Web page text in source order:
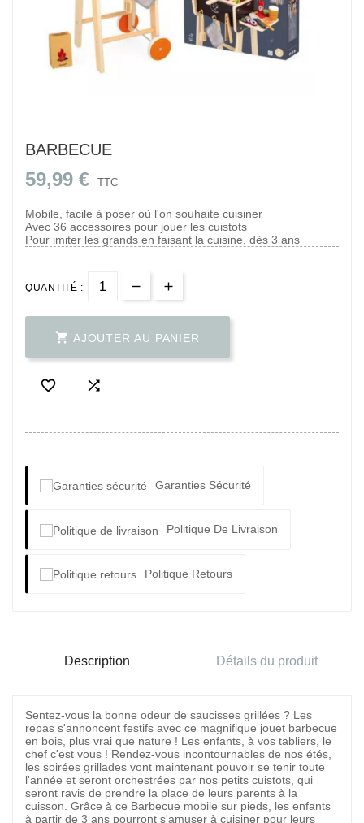
BARBECUE
59,99 € TTC
Mobile, facile à poser où l'on souhaite cuisiner
Avec 36 accessoires pour jouer les cuistots
Pour imiter les grands en faisant la cuisine, dès 3 ans
QUANTITÉ :
 AJOUTER AU PANIER
 
Garanties Sécurité
Politique De Livraison
Politique Retours
Description Détails du produit
Sentez-vous la bonne odeur de saucisses grillées ? Les
repas s'annoncent festifs avec ce magnifique jouet barbecue
en bois, plus vrai que nature ! Les enfants, à vos tabliers, le
chef c'est vous ! Rendez-vous incontournables de nos étés,
les soirées grillades vont maintenant pouvoir se tenir toute
l'année et seront orchestrées par nos petits cuistots, qui
seront ravis de prendre la place de leurs parents à la
cuisson. Grâce à ce Barbecue mobile sur pieds, les enfants
à partir de 3 ans pourront s'amuser à cuisiner pour leurs